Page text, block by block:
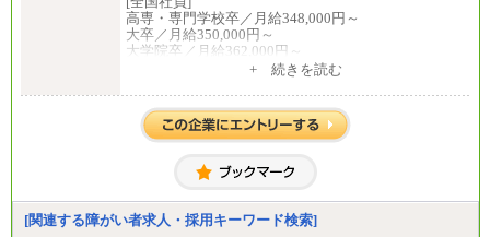
⑤月給20万円～25万円
⑥月給33万円～48万円
⑦月給271,000円以上
⑧～⑮月給200,000円〜月給400,000円
⑯月給185,000円以上
⑰月給237,000円以上
⑱月給212,000円以上
⑲東京：月給202,000 円以上 、京都：月給193,000 円
以上
㉑月給185,000 円以上
㉓月給224,500円以上
※全コース共通※ 能力・経験・勤務地などにより
高専・専門学校卒／月給348,000円～
大卒／月給350,000円～
大学院卒／月給362,000円～
[地域社員]月給295,000円～
【正社員】
[全国社員]月給348,000円～
[地域社員]月給295,000円～
【契約社員】月給200,000円～
+ 続きを読む
[関連する障がい者求人・採用キーワード検索]